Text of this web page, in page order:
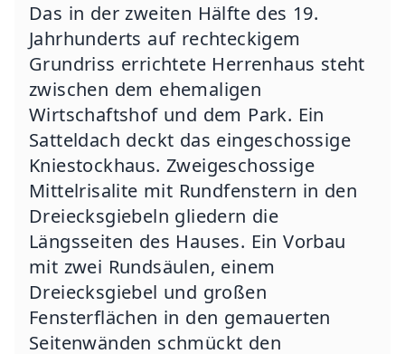
Das in der zweiten Hälfte des 19.
Jahrhunderts auf rechteckigem
Grundriss errichtete Herrenhaus steht
zwischen dem ehemaligen
Wirtschaftshof und dem Park. Ein
Satteldach deckt das eingeschossige
Kniestockhaus. Zweigeschossige
Mittelrisalite mit Rundfenstern in den
Dreiecksgiebeln gliedern die
Längsseiten des Hauses. Ein Vorbau
mit zwei Rundsäulen, einem
Dreiecksgiebel und großen
Fensterflächen in den gemauerten
Seitenwänden schmückt den